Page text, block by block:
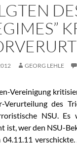
GEORG LEHLE
Vereinigung
Verurteilung des
NSU. Es
ist, wer den NSU-